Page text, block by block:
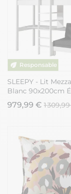
SLEEPY - Lit
Blanc 90x200cm
Centrale Bureau et
979,99 € 1